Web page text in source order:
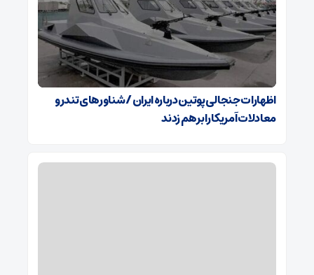
اظهارات جنجالی پوتین درباره ایران / شناورهای تندرو
معادلات آمریکا را برهم زدند